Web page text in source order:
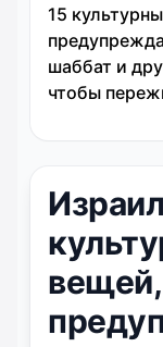
15
шаббат и
чтобы